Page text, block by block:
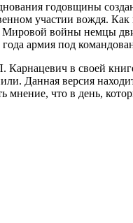
годовщины
участии вождя.
войны немцы
армия под
в своей
Данная версия
мнение, что в день,